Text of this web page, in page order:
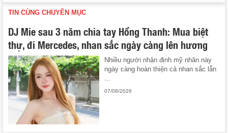
TIN CÙNG CHUYÊN MỤC
DJ Mie sau 3 năm chia tay Hồng Thanh: Mua biệt
thự, đi Mercedes, nhan sắc ngày càng lên hương
Nhiều người nhận định mỹ nhân này
ngày càng hoàn thiện cả nhan sắc lẫn
...
07/08/2026